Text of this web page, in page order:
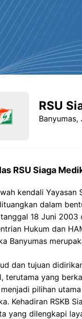
RSU
Banyumas,
RSU Siaga
kendali
dalam
18 Juni
Hukum dan
Banyumas
dan tujuan
terutama yang
pilihan
Kehadiran RSKB
yang dilengkapi